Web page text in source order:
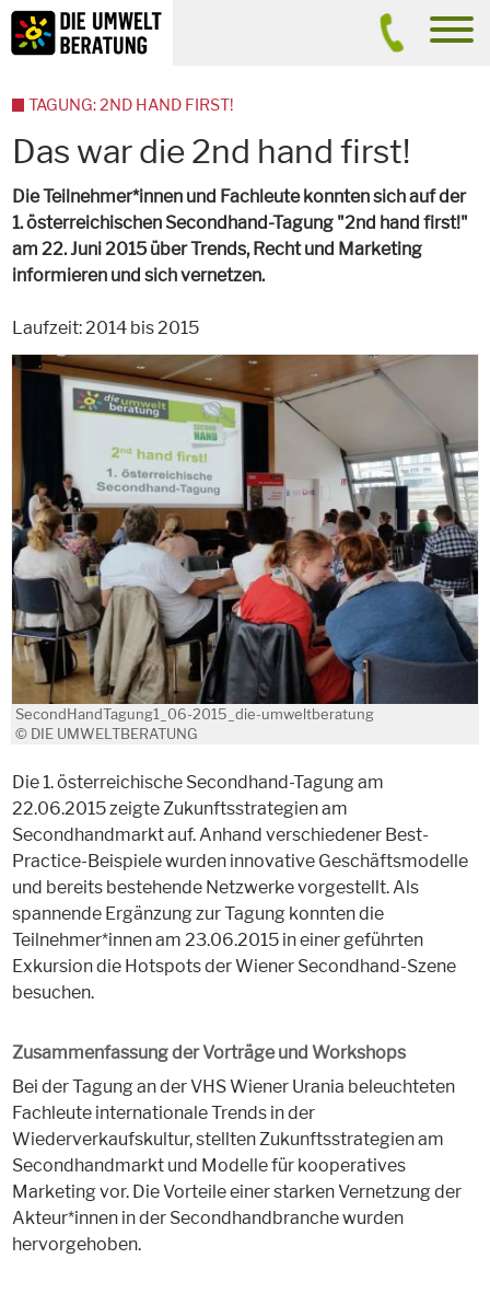
Inhalt
Suche
Das war die 2nd hand first!
Die Teilnehmer*innen und Fachleute konnten sich auf der
1. österreichischen Secondhand-Tagung "2nd hand first!"
am 22. Juni 2015 über Trends, Recht und Marketing
informieren und sich vernetzen.
Laufzeit: 2014 bis 2015
SecondHandTagung1_06-2015_die-umweltberatung
© DIE UMWELTBERATUNG
Die 1. österreichische Secondhand-Tagung am
22.06.2015 zeigte Zukunftsstrategien am
Secondhandmarkt auf. Anhand verschiedener Best-
Practice-Beispiele wurden innovative Geschäftsmodelle
und bereits bestehende Netzwerke vorgestellt. Als
spannende Ergänzung zur Tagung konnten die
Teilnehmer*innen am 23.06.2015 in einer geführten
Exkursion die Hotspots der Wiener Secondhand-Szene
besuchen.
Zusammenfassung der Vorträge und Workshops
Bei der Tagung an der VHS Wiener Urania beleuchteten
Fachleute internationale Trends in der
Wiederverkaufskultur, stellten Zukunftsstrategien am
Secondhandmarkt und Modelle für kooperatives
Marketing vor. Die Vorteile einer starken Vernetzung der
Akteur*innen in der Secondhandbranche wurden
hervorgehoben.
TAGUNG: 2ND HAND FIRST!